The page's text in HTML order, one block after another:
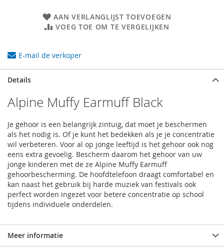
AAN VERLANGLIJST TOEVOEGEN
VOEG TOE OM TE VERGELIJKEN
E-mail de verkoper
Details
Alpine Muffy Earmuff Black
Je gehoor is een belangrijk zintuig, dat moet je beschermen
als het nodig is. Of je kunt het bedekken als je je concentratie
wil verbeteren. Voor al op jonge leeftijd is het gehoor ook nog
eens extra gevoelig. Bescherm daarom het gehoor van uw
jonge kinderen met de ze Alpine Muffy Earmuff
gehoorbescherming. De hoofdtelefoon draagt comfortabel en
kan naast het gebruik bij harde muziek van festivals ook
perfect worden ingezet voor betere concentratie op school
tijdens individuele onderdelen.
Meer informatie